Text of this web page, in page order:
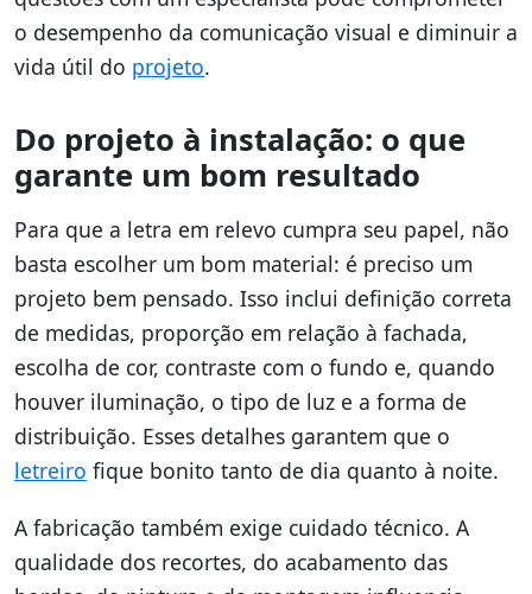
o desempenho da comunicação visual e diminuir a
vida útil do projeto.
Do projeto à instalação: o que
garante um bom resultado
Para que a letra em relevo cumpra seu papel, não
basta escolher um bom material: é preciso um
projeto bem pensado. Isso inclui definição correta
de medidas, proporção em relação à fachada,
escolha de cor, contraste com o fundo e, quando
houver iluminação, o tipo de luz e a forma de
distribuição. Esses detalhes garantem que o
letreiro fique bonito tanto de dia quanto à noite.
A fabricação também exige cuidado técnico. A
qualidade dos recortes, do acabamento das